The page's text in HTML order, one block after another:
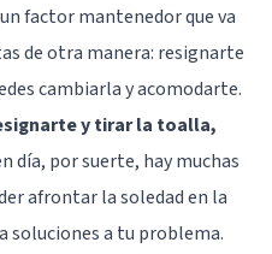
factor mantenedor que va
de otra manera: resignarte
cambiarla y acomodarte.
y tirar la toalla,
día, por suerte, hay muchas
afrontar la soledad en la
soluciones a tu problema.